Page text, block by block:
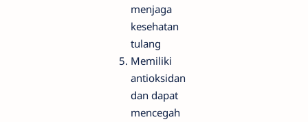
menjaga
kesehatan
tulang
Memiliki
antioksidan
dan dapat
mencegah